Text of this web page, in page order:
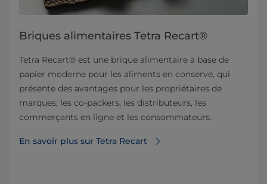
Briques alimentaires Tetra Recart®
Tetra Recart® est une brique alimentaire à base de
papier moderne pour les aliments en conserve, qui
présente des avantages pour les propriétaires de
marques, les co-packers, les distributeurs, les
commerçants en ligne et les consommateurs.
En savoir plus sur Tetra Recart